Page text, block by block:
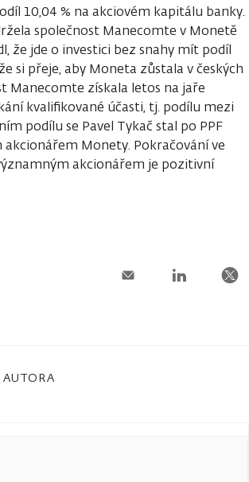
10,04 % na akciovém kapitálu banky.
společnost Manecomte v Monetě
že jde o investici bez snahy mít podíl
si přeje, aby Moneta zůstala v českých
Manecomte získala letos na jaře
kvalifikované účasti, tj. podílu mezi
podílu se Pavel Tykač stal po PPF
Monety. Pokračování ve
akcionářem je pozitivní
AUTORA